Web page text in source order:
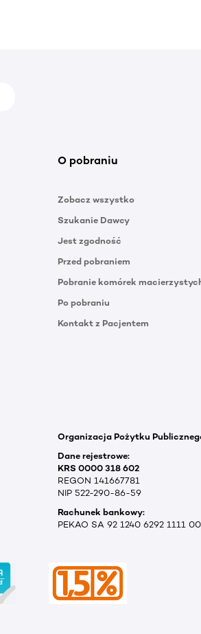
O pobraniu
Zobacz wszystko
Szukanie Dawcy
Jest zgodność
Przed pobraniem
Pobranie komórek
Po pobraniu
Kontakt z Pacjentem
Organizacja Pożytku
Dane rejestrowe:
KRS 0000 318 602
REGON 141667781
NIP 522-290-86-59
Rachunek bankowy:
PEKAO SA 92 1240 6292 1111